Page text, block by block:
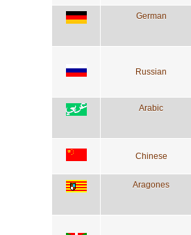
German
Russian
Arabic
Chinese
Aragones